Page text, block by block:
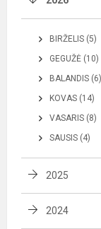
BIRŽELIS (5)
GEGUŽĖ (10)
BALANDIS (6)
KOVAS (14)
VASARIS (8)
SAUSIS (4)
2025
2024